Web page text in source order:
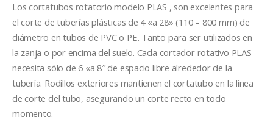
Los cortatubos rotatorio modelo PLAS , son excelentes para
el corte de tuberías plásticas de 4 «a 28» (110 – 800 mm) de
diámetro en tubos de PVC o PE. Tanto para ser utilizados en
la zanja o por encima del suelo. Cada cortador rotativo PLAS
necesita sólo de 6 «a 8″ de espacio libre alrededor de la
tubería. Rodillos exteriores mantienen el cortatubo en la línea
de corte del tubo, asegurando un corte recto en todo
momento.